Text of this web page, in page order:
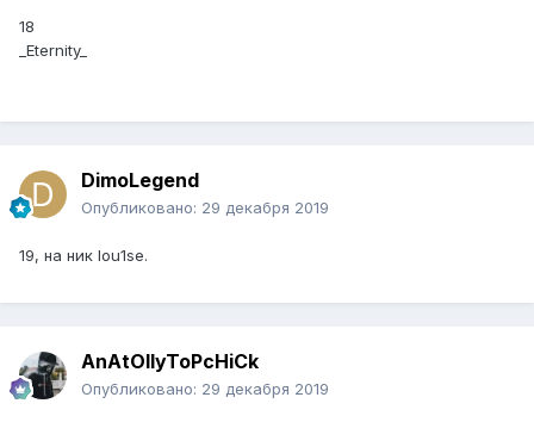
18
_Eternity_
DimoLegend
Опубликовано: 29 декабря 2019
19, на ник lou1se.
AnAtOllyToPcHiCk
Опубликовано: 29 декабря 2019